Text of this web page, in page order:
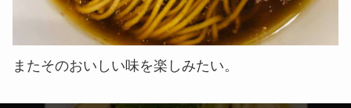
またそのおいしい味を楽しみたい。